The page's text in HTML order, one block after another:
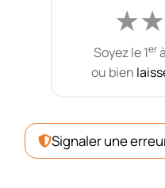
★★
Soyez le 1er
ou bien
Signaler une